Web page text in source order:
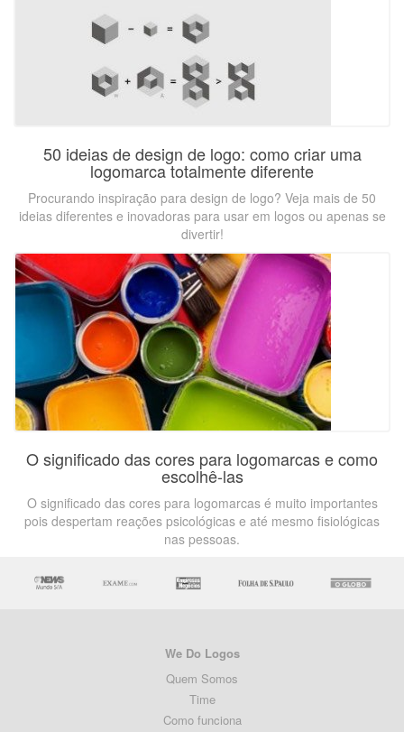
50 ideias de design de logo: como criar uma
logomarca totalmente diferente
Procurando inspiração para design de logo? Veja mais de 50
ideias diferentes e inovadoras para usar em logos ou apenas se
divertir!
O significado das cores para logomarcas e como
escolhê-las
O significado das cores para logomarcas é muito importantes
pois despertam reações psicológicas e até mesmo fisiológicas
nas pessoas.
We Do Logos
Quem Somos
Time
Como funciona